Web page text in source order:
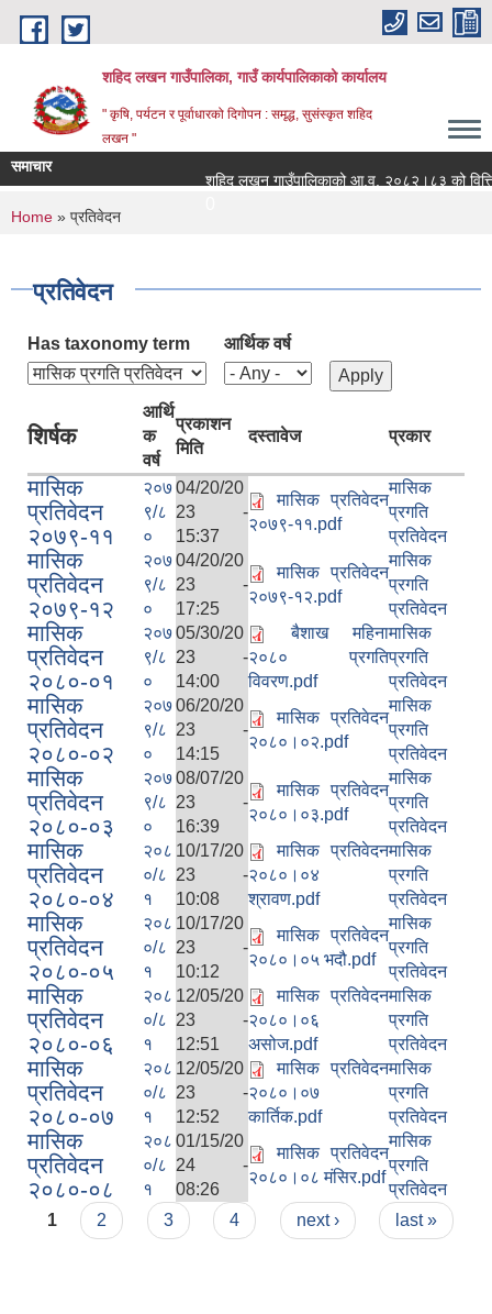
Skip to main content
शहिद लखन गाउँपालिका, गाउँ कार्यपालिकाको कार्यालय
" कृषि, पर्यटन र पूर्वाधारको दिगोपन : समृद्ध, सुसंस्कृत शहिद
लखन "
समाचार
शहिद लखन गाउँपालिकाको आ.व. २०८२।८३ को वित्तिय
You are here
Home » प्रतिवेदन
प्रतिवेदन
Has taxonomy term आर्थिक वर्ष
शिर्षक
आर्थि
क
वर्ष
प्रकाशन
मिति
दस्तावेज प्रकार
मासिक
प्रतिवेदन
२०७९-११
२०७
९/८
०
04/20/20
23 -
15:37
मासिक प्रतिवेदन
२०७९-११.pdf
मासिक
प्रगति
प्रतिवेदन
मासिक
प्रतिवेदन
२०७९-१२
२०७
९/८
०
04/20/20
23 -
17:25
मासिक प्रतिवेदन
२०७९-१२.pdf
मासिक
प्रगति
प्रतिवेदन
मासिक
प्रतिवेदन
२०८०-०१
२०७
९/८
०
05/30/20
23 -
14:00
बैशाख महिना
२०८० प्रगति
विवरण.pdf
मासिक
प्रगति
प्रतिवेदन
मासिक
प्रतिवेदन
२०८०-०२
२०७
९/८
०
06/20/20
23 -
14:15
मासिक प्रतिवेदन
२०८०।०२.pdf
मासिक
प्रगति
प्रतिवेदन
मासिक
प्रतिवेदन
२०८०-०३
२०७
९/८
०
08/07/20
23 -
16:39
मासिक प्रतिवेदन
२०८०।०३.pdf
मासिक
प्रगति
प्रतिवेदन
मासिक
प्रतिवेदन
२०८०-०४
२०८
०/८
१
10/17/20
23 -
10:08
मासिक प्रतिवेदन
२०८०।०४
श्रावण.pdf
मासिक
प्रगति
प्रतिवेदन
मासिक
प्रतिवेदन
२०८०-०५
२०८
०/८
१
10/17/20
23 -
10:12
मासिक प्रतिवेदन
२०८०।०५ भदौ.pdf
मासिक
प्रगति
प्रतिवेदन
मासिक
प्रतिवेदन
२०८०-०६
२०८
०/८
१
12/05/20
23 -
12:51
मासिक प्रतिवेदन
२०८०।०६
असोज.pdf
मासिक
प्रगति
प्रतिवेदन
मासिक
प्रतिवेदन
२०८०-०७
२०८
०/८
१
12/05/20
23 -
12:52
मासिक प्रतिवेदन
२०८०।०७
कार्तिक.pdf
मासिक
प्रगति
प्रतिवेदन
मासिक
प्रतिवेदन
२०८०-०८
२०८
०/८
१
01/15/20
24 -
08:26
मासिक प्रतिवेदन
२०८०।०८ मंसिर.pdf
मासिक
प्रगति
प्रतिवेदन
Pages
1 2 3 4 next › last »